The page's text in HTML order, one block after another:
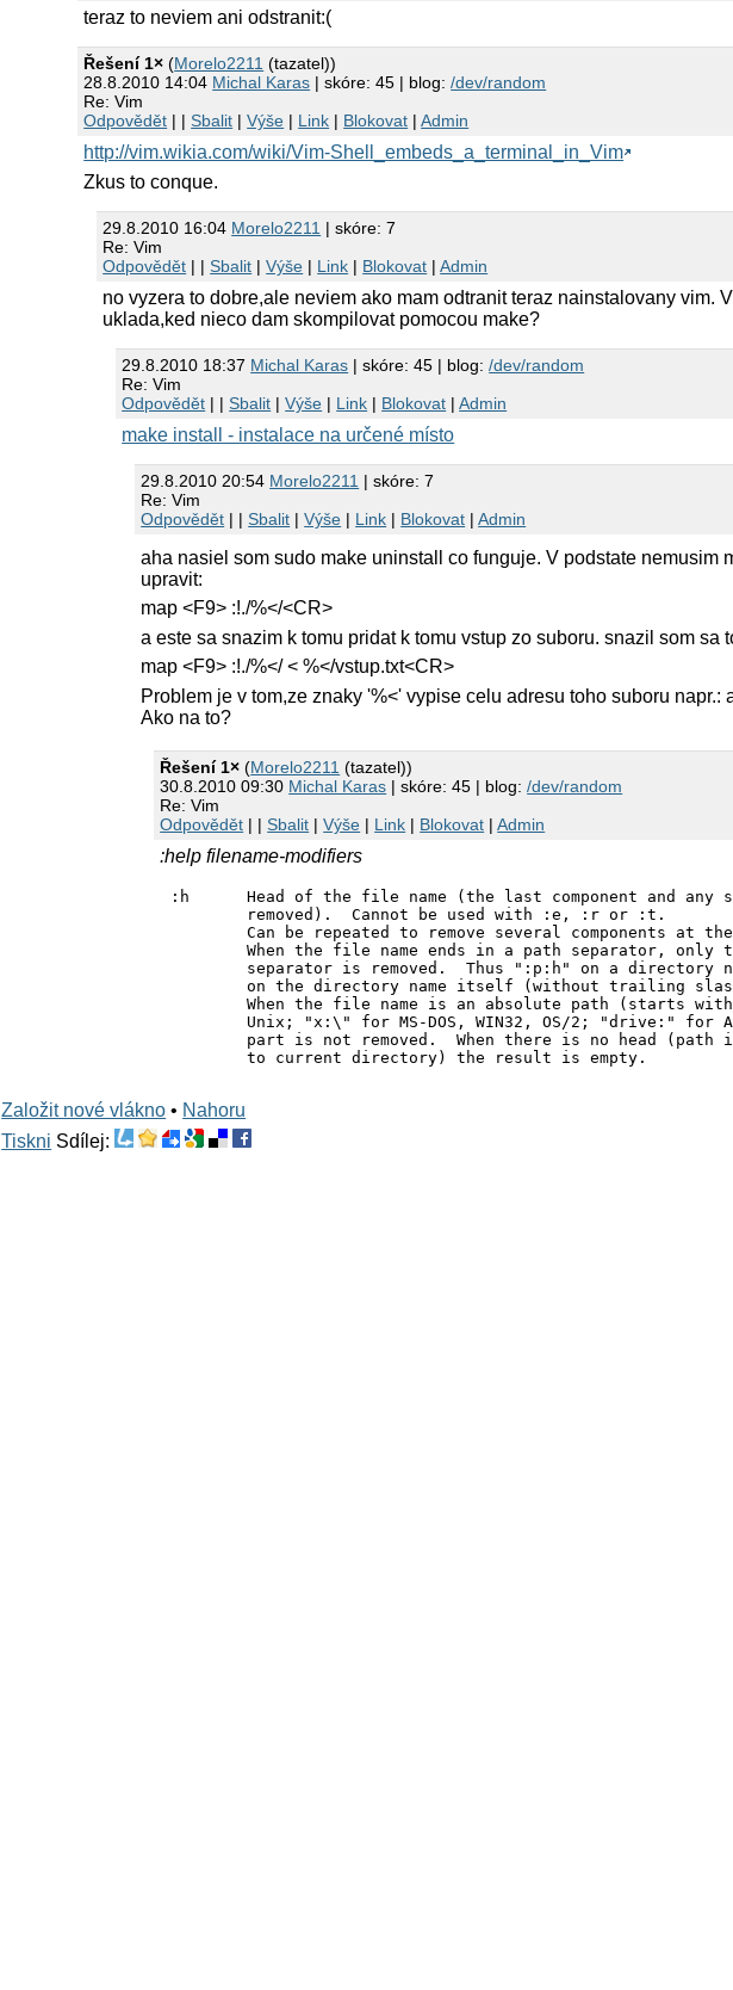
teraz to neviem ani odstranit:(
Řešení 1× (Morelo2211 (tazatel))
28.8.2010 14:04 Michal Karas | skóre: 45 | blog:/dev/random
Re: Vim
Odpovědět | |Sbalit |Výše | Link | Blokovat |Admin
http://vim.wikia.com/wiki/Vim-Shell_embeds_a_terminal_in_Vim
Zkus to conque.
29.8.2010 16:04 Morelo2211 | skóre: 7
Re: Vim
Odpovědět | |Sbalit |Výše | Link | Blokovat |Admin
no vyzera to dobre,ale neviem ako mam odtranit teraz nainstalovany vim.
uklada,ked nieco dam skompilovat pomocou make?
29.8.2010 18:37 Michal Karas | skóre: 45 | blog:/dev/random
Re: Vim
Odpovědět | |Sbalit |Výše | Link | Blokovat |Admin
make install - instalace na určené místo
29.8.2010 20:54 Morelo2211 | skóre: 7
Re: Vim
Odpovědět | |Sbalit |Výše | Link | Blokovat |Admin
aha nasiel som sudo make uninstall co funguje. V podstate nemusim
upravit:
map <F9> :!./%</<CR>
a este sa snazim k tomu pridat k tomu vstup zo suboru. snazil som sa
map <F9> :!./%</ < %</vstup.txt<CR>
Problem je v tom,ze znaky '%<' vypise celu adresu toho suboru
Ako na to?
Řešení 1× (Morelo2211 (tazatel))
30.8.2010 09:30 Michal Karas | skóre: 45 | blog:/dev/random
Re: Vim
Odpovědět | |Sbalit |Výše | Link | Blokovat |Admin
:help filename-modifiers
:h      Head of the file name (the last component and any
        removed).  Cannot be used with :e, :r or :t.
Can be repeated to remove several components at
When the file name ends in a path separator, only
separator is removed.  Thus ":p:h" on a directory
on the directory name itself (without trailing
When the file name is an absolute path (starts
Unix; "x:\" for MS-DOS, WIN32, OS/2; "drive:" for
part is not removed.  When there is no head (path
        to current directory) the result is empty.
Založit nové vlákno • Nahoru
Tiskni Sdílej: